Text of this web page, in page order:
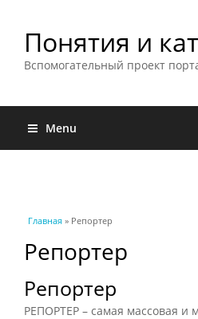
Понятия и
Вспомогательный проект
Menu
Вы здесь
Главная » Репортер
Репортер
Репортер
РЕПОРТЕР – самая массовая и